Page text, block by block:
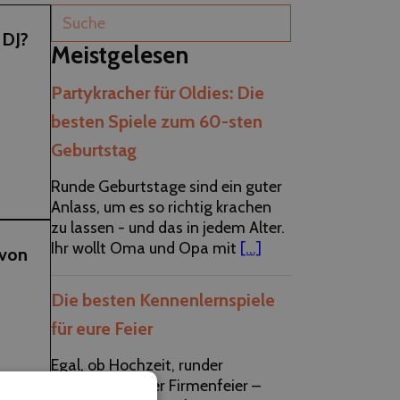
Meistgelesen
Partykracher für Oldies: Die
besten Spiele zum 60-sten
Geburtstag
Runde Geburtstage sind ein guter
Anlass, um es so richtig krachen
zu lassen - und das in jedem Alter.
Ihr wollt Oma und Opa mit [...]
Die besten Kennenlernspiele
für eure Feier
Egal, ob Hochzeit, runder
Geburtstag oder Firmenfeier –